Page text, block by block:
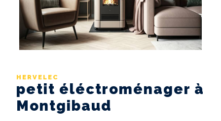
HERVELEC
petit éléctroménager à
Montgibaud